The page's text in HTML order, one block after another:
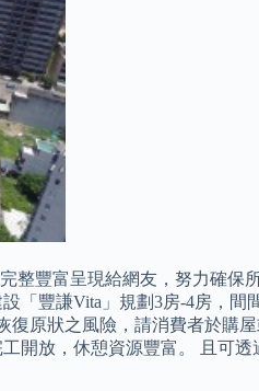
整豐富呈現給網友，努力確保
「豐謙Vita」規劃3房-4房，間
原狀之風險，請消費者於購
開放，休憩資源豐富。 且可